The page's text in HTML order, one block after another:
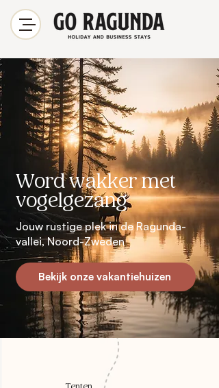
Word wakker met
vogelgezang
Jouw rustige plek in de Ragunda-
vallei, Noord-Zweden
Bekijk onze vakantiehuizen